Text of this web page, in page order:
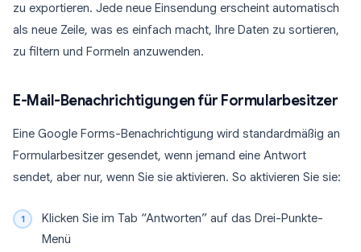
zu exportieren. Jede neue Einsendung erscheint automatisch
als neue Zeile, was es einfach macht, Ihre Daten zu sortieren,
zu filtern und Formeln anzuwenden.
E-Mail-Benachrichtigungen für Formularbesitzer
Eine Google Forms-Benachrichtigung wird standardmäßig an
Formularbesitzer gesendet, wenn jemand eine Antwort
sendet, aber nur, wenn Sie sie aktivieren. So aktivieren Sie sie:
Klicken Sie im Tab “Antworten” auf das Drei-Punkte-
Menü